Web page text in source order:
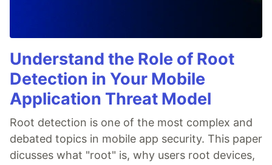
Understand the Role of Root
Detection in Your Mobile
Application Threat Model
Root detection is one of the most complex and
debated topics in mobile app security. This paper
dicusses what "root" is, why users root devices,